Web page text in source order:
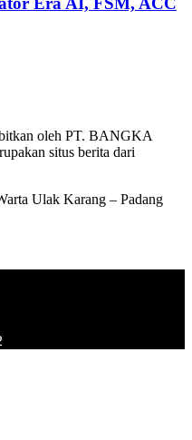
oleh PT. BANGKA
situs berita dari
Ulak Karang – Padang